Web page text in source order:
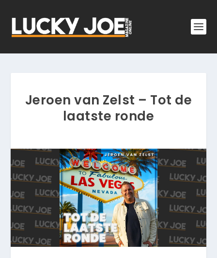
Jeroen van Zelst – Tot de
laatste ronde